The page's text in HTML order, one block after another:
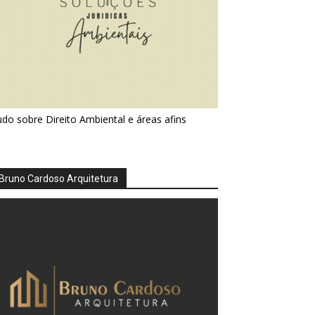
sobre Direito Ambiental e áreas afins
Cardoso Arquitetura